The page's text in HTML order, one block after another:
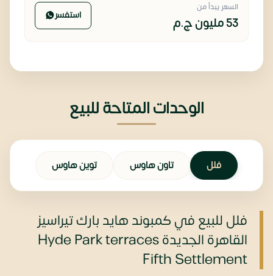
السعر يبدأ من
53 مليون ج.م استفسر
الوحدات المتاحة للبيع
فلل تاون هاوس توين هاوس
فلل للبيع في كمبوند هايد بارك تيراسيز
القاهرة الجديدة Hyde Park terraces
Fifth Settlement